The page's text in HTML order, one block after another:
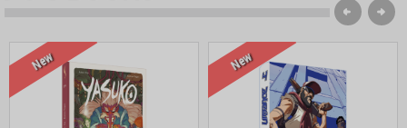
New New